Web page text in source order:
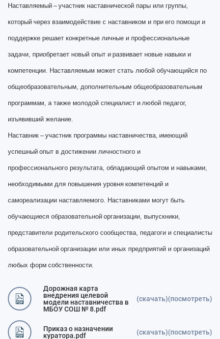
Наставляемый – участник наставнической пары или группы,
который через взаимодействие с наставником и при его помощи и
поддержке решает конкретные личные и профессиональные
задачи, приобретает новый опыт и развивает новые навыки и
компетенции. Наставляемым может стать любой обучающийся по
общеобразовательным, дополнительным общеобразовательным
программам, а также молодой специалист и любой педагог,
изъявивший желание.
Наставник – участник программы наставничества, имеющий
успешный опыт в достижении личностного и
профессионального результата, обладающий опытом и навыками,
необходимыми для повышения уровня компетенций и
самореализации наставляемого. Наставниками могут быть
обучающиеся образовательной организации, выпускники,
представители родительского сообщества, педагоги и специалисты
образовательной организации или иных предприятий и организаций
любых форм собственности.
Дорожная карта
внедрения целевой
модели наставничества в
МБОУ СОШ № 8.pdf
(скачать)(посмотреть)
Приказ о назначении
куратора.pdf
(скачать)(посмотреть)